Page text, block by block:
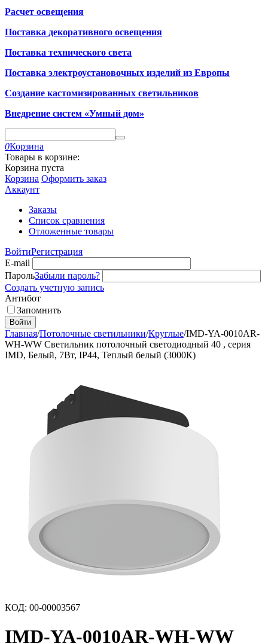
Расчет освещения
Поставка декоративного освещения
Поставка технического света
Поставка электроустановочных изделий из Европы
Создание кастомизированных светильников
Внедрение систем «Умный дом»
0Корзина
Товары в корзине:
Корзина пуста
Корзина Оформить заказ
Аккаунт
Заказы
Список сравнения
Отложенные товары
ВойтиРегистрация
E-mail
ПарольЗабыли пароль?
Создать учетную запись
Антибот
Запомнить
Войти
Главная/Потолочные светильники/Круглые/IMD-YA-0010AR-
WH-WW Светильник потолочный светодиодный 40 , серия
IMD, Белый, 7Вт, IP44, Теплый белый (3000К)
КОД: 00-00003567
IMD-YA-0010AR-WH-WW